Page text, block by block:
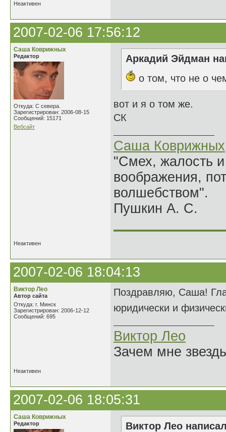
Неактивен
2007-02-06 17:56:12
Саша Коврижных
Редактор
Откуда: С севера.
Зарегистрирован: 2006-08-15
Сообщений: 15171
Вебсайт
Аркадий Эйдман
о том, что не о
вот и я о том же.
СК
Саша Коврижных
"Смех, жалость
воображения,
волшебством".
Пушкин А. С.
Неактивен
2007-02-06 18:04:13
Виктор Лео
Автор сайта
Откуда: г. Минск
Зарегистрирован: 2006-12-12
Сообщений: 695
Поздравляю, Саша!
юридически и
Виктор Лео
Зачем мне
Неактивен
2007-02-06 18:05:31
Саша Коврижных
Редактор
Виктор Лео